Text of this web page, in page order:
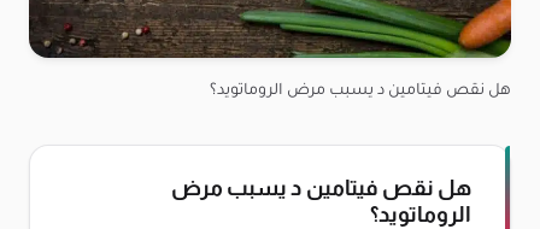
هل نقص فيتامين د يسبب مرض الروماتويد؟
هل نقص فيتامين د يسبب مرض
الروماتويد؟